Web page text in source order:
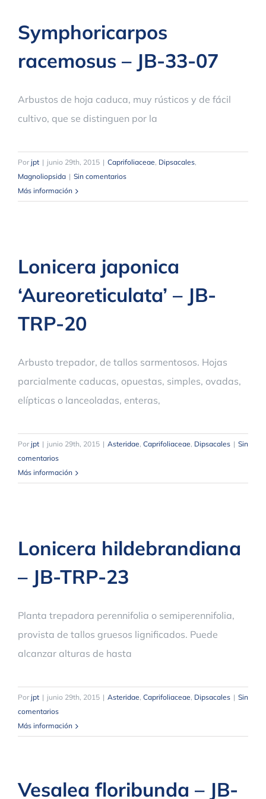
Symphoricarpos
racemosus – JB-33-07
Arbustos de hoja caduca, muy rústicos y de fácil
cultivo, que se distinguen por la
Por jpt | junio 29th, 2015 | Caprifoliaceae, Dipsacales,
Magnoliopsida | Sin comentarios
Más información
Lonicera japonica
‘Aureoreticulata’ – JB-
TRP-20
Arbusto trepador, de tallos sarmentosos. Hojas
parcialmente caducas, opuestas, simples, ovadas,
elípticas o lanceoladas, enteras,
Por jpt | junio 29th, 2015 | Asteridae, Caprifoliaceae, Dipsacales | Sin
comentarios
Más información
Lonicera hildebrandiana
– JB-TRP-23
Planta trepadora perennifolia o semiperennifolia,
provista de tallos gruesos lignificados. Puede
alcanzar alturas de hasta
Por jpt | junio 29th, 2015 | Asteridae, Caprifoliaceae, Dipsacales | Sin
comentarios
Más información
Vesalea floribunda – JB-